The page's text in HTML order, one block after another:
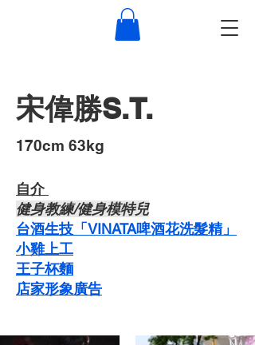
宋偉勝S.T.
​170cm 63kg
自介 ​
​健身教練/健身模特兒
台酒生技「VINATA啤酒花洗髮精」
​小雞上工
​王子杯麵
​店家形象廣告